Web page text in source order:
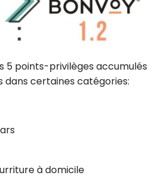
5 points-privilèges accumulés
dans certaines catégories:
à domicile